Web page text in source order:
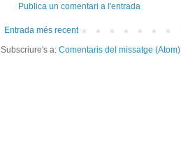
Publica un comentari a l'entrada
Entrada més recent
Subscriure's a: Comentaris del missatge (Atom)